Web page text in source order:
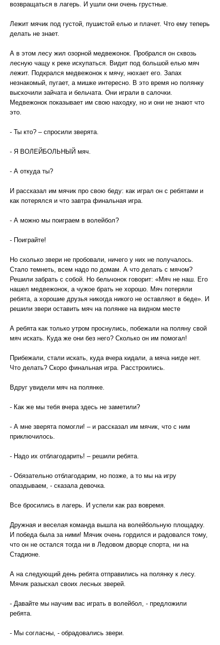
возвращаться в лагерь. И ушли они очень грустные.
Лежит мячик под густой, пушистой елью и плачет. Что ему теперь
делать не знает.
А в этом лесу жил озорной медвежонок. Пробрался он сквозь
лесную чащу к реке искупаться. Видит под большой елью мяч
лежит. Подкрался медвежонок к мячу, нюхает его. Запах
незнакомый, пугает, а мишке интересно. В это время но полянку
выскочили зайчата и бельчата. Они играли в салочки.
Медвежонок показывает им свою находку, но и они не знают что
это.
- Ты кто? – спросили зверята.
- Я ВОЛЕЙБОЛЬНЫЙ мяч.
- А откуда ты?
И рассказал им мячик про свою беду: как играл он с ребятами и
как потерялся и что завтра финальная игра.
- А можно мы поиграем в волейбол?
- Поиграйте!
Но сколько звери не пробовали, ничего у них не получалось.
Стало темнеть, всем надо по домам. А что делать с мячом?
Решили забрать с собой. Но бельчонок говорит: «Мяч не наш. Его
нашел медвежонок, а чужое брать не хорошо. Мяч потеряли
ребята, а хорошие друзья никогда никого не оставляют в беде». И
решили звери оставить мяч на полянке на видном месте
А ребята как только утром проснулись, побежали на поляну свой
мяч искать. Куда же они без него? Сколько он им помогал!
Прибежали, стали искать, куда вчера кидали, а мяча нигде нет.
Что делать? Скоро финальная игра. Расстроились.
Вдруг увидели мяч на полянке.
- Как же мы тебя вчера здесь не заметили?
- А мне зверята помогли! – и рассказал им мячик, что с ним
приключилось.
- Надо их отблагодарить! – решили ребята.
- Обязательно отблагодарим, но позже, а то мы на игру
опаздываем, - сказала девочка.
Все бросились в лагерь. И успели как раз вовремя.
Дружная и веселая команда вышла на волейбольную площадку.
И победа была за ними! Мячик очень гордился и радовался тому,
что он не остался тогда ни в Ледовом дворце спорта, ни на
Стадионе.
А на следующий день ребята отправились на полянку к лесу.
Мячик разыскал своих лесных зверей.
- Давайте мы научим вас играть в волейбол, - предложили
ребята.
- Мы согласны, - обрадовались звери.